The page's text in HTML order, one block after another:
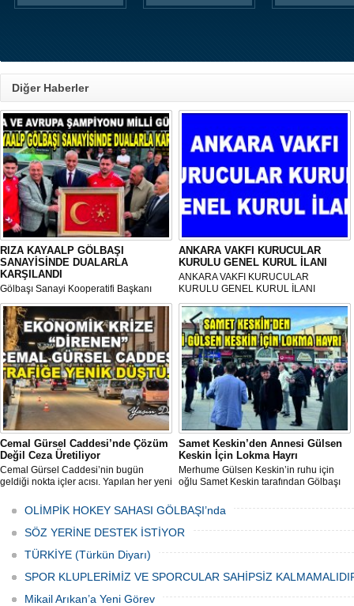
Diğer Haberler
RIZA KAYAALP GÖLBAŞI
SANAYİSİNDE DUALARLA
KARŞILANDI
Gölbaşı Sanayi Kooperatifi Başkanı
Mehmet Aktay öncülüğünde, sanayi
esnafı adına düzenlenen anlamlı anma
programı Sanayi Camii’nde yoğun
katılımla gerçekleştirildi.
ANKARA VAKFI KURUCULAR
KURULU GENEL KURUL İLANI
ANKARA VAKFI KURUCULAR
KURULU GENEL KURUL İLANI
Cemal Gürsel Caddesi’nde Çözüm
Değil Ceza Üretiliyor
Cemal Gürsel Caddesi’nin bugün
geldiği nokta içler acısı. Yapılan her yeni
adeta başka bir noktaya taşıyor
Samet Keskin’den Annesi Gülsen
Keskin İçin Lokma Hayrı
Merhume Gülsen Keskin’in ruhu için
oğlu Samet Keskin tarafından Gölbaşı
önünde lokma ikramı gerçekleştirildi.
Düzenlenen hayra çok sayıda siyasi
temsilci, sivil toplum kuruluşu üyeleri ve
OLİMPİK HOKEY SAHASI GÖLBAŞI’nda
SÖZ YERİNE DESTEK İSTİYOR
TÜRKİYE (Türkün Diyarı)
SPOR KLUPLERİMİZ VE SPORCULAR SAHİPSİZ
Mikail Arıkan’a Yeni Görev